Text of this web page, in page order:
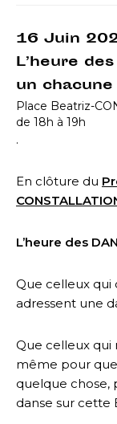
16 Juin
L’heure
un chacune
Place Beatriz-
de 18h à 19h
.
En clôture du
L’heure des
Que celleux qui
adressent une
Que celleux qui
même pour
quelque chose,
danse sur cette